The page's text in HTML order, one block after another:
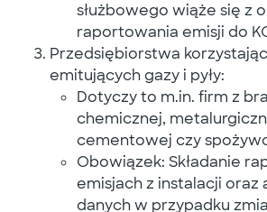
służbowego wiąże się z
raportowania emisji do
Przedsiębiorstwa
emitujących gazy i pyły:
Dotyczy to m.in. firm z
chemicznej,
cementowej czy
Obowiązek: Składanie
emisjach z instalacji oraz
danych w przypadku